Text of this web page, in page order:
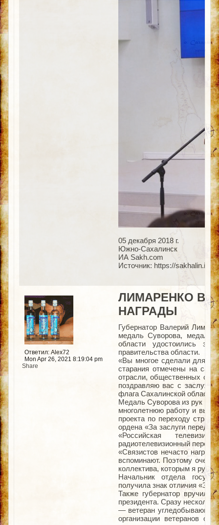
05 декабря 2018 г.
Южно-Сахалинск
ИА Sakh.com
Источник: https://
Ответил: Alex72
Mon Apr 26, 2021 8:19:04 pm
Share
ЛИМАРЕНКО
НАГРАДЫ
Губернатор Валерий
медаль Суворова, медаль
области удостоились
правительства области.
«Вы многое сделали для
старания отмечены на
отрасли, общественных
поздравляю вас с
флага Сахалинской
Медаль Суворова из рук
многолетнюю работу и
проекта по переходу
ордена «За заслуги перед
«Российская
радиотелевизионный
«Связистов нечасто
вспоминают. Поэтому очень
коллектива, которым я
Начальник отдела
получила знак отличия «За
Также губернатор вручил
президента. Сразу
— ветеран угледобывающей
организации ветеранов